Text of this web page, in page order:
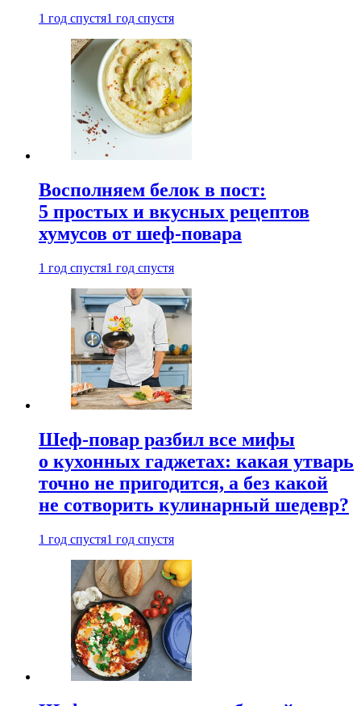
1 год спустя1 год спустя
Восполняем белок в пост:
5 простых и вкусных рецептов
хумусов от шеф-повара
1 год спустя1 год спустя
Шеф-повар разбил все мифы
о кухонных гаджетах: какая утварь
точно не пригодится, а без какой
не сотворить кулинарный шедевр?
1 год спустя1 год спустя